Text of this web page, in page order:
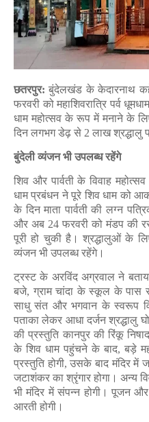
छतरपुर:बुंदेलखंड के केदारनाथ
फरवरी को महाशिवरात्रि पर्व
धाम महोत्सव के रूप में मनाने के
दिन लगभग डेढ़ से 2 लाख श्रद्धालु
बुंदेली व्यंजन भी उपलब्ध रहेंगे
शिव और पार्वती के विवाह
धाम प्रबंधन ने पूरे शिव धाम को
के दिन माता पार्वती की लग्न
और अब 24 फरवरी को मंडप की
पूरी हो चुकी है। श्रद्धालुओं के
व्यंजन भी उपलब्ध रहेंगे।
ट्रस्ट के अरविंद अग्रवाल ने
बजे, ग्राम चांदा के स्कूल के पास
साधु संत और भगवान के स्वरूप
पताका लेकर आधा दर्जन श्रद्धालु
की प्रस्तुति कानपुर की रिंकू निषाद
के शिव धाम पहुंचने के बाद, बड़े
प्रस्तुति होगी, उसके बाद मंदिर में
जटाशंकर का श्रृंगार होगा। अन्य
भी मंदिर में संपन्न होगी। पूजन
आरती होगी।